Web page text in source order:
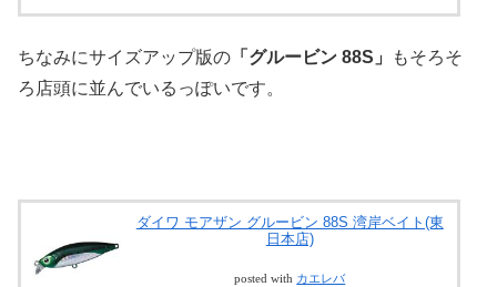
ちなみにサイズアップ版の 「グルービン 88S」
もそろそ
ろ店頭に並んでいるっぽいです。
ダイワ モアザン グルービン 88S 湾岸ベイト(東
日本店)
posted with カエレバ